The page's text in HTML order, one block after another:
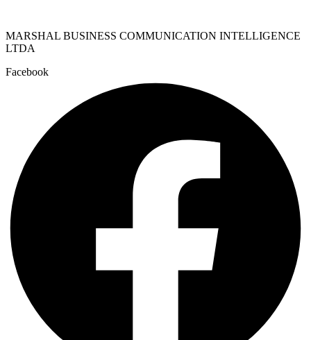
MARSHAL BUSINESS COMMUNICATION INTELLIGENCE
LTDA
Facebook